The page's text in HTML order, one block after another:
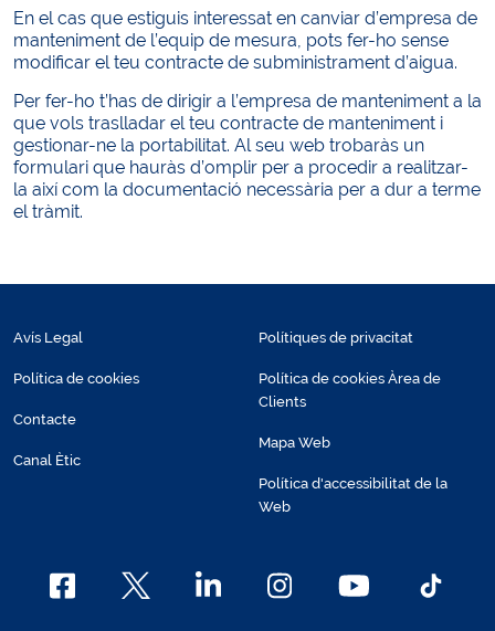
En el cas que estiguis interessat en canviar d’empresa de
manteniment de l’equip de mesura, pots fer-ho sense
modificar el teu contracte de subministrament d’aigua.
Per fer-ho t’has de dirigir a l’empresa de manteniment a la
que vols traslladar el teu contracte de manteniment i
gestionar-ne la portabilitat. Al seu web trobaràs un
formulari que hauràs d’omplir per a procedir a realitzar-
la així com la documentació necessària per a dur a terme
el tràmit.
Avís Legal
Política de cookies
Contacte
Canal Ètic
Polítiques de privacitat
Política de cookies Àrea de
Clients
Mapa Web
Política d'accessibilitat de la
Web